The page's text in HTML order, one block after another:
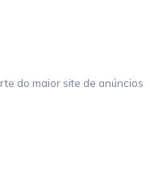
do maior site de anúncios